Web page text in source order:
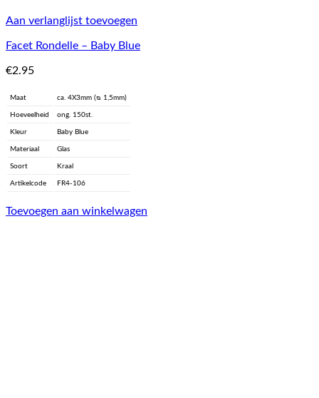
Aan verlanglijst toevoegen
Facet Rondelle – Baby Blue
€2.95
Maat ca. 4X3mm (ᴓ 1,5mm)
Hoeveelheid ong. 150st.
Kleur Baby Blue
Materiaal Glas
Soort Kraal
Artikelcode FR4-106
Toevoegen aan winkelwagen